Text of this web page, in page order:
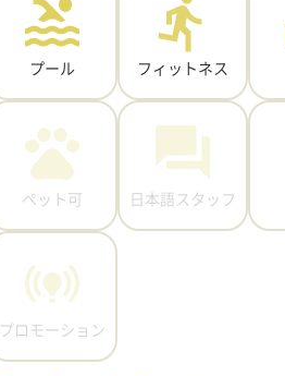
プール フィットネス
ペット可 日本語スタッフ
プロモーション